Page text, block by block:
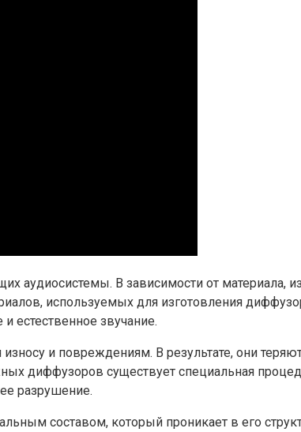
В зависимости от материала,
используемых для изготовления
естественное звучание.
и повреждениям. В результате, они
диффузоров существует специальная
разрушение.
составом, который проникает в его